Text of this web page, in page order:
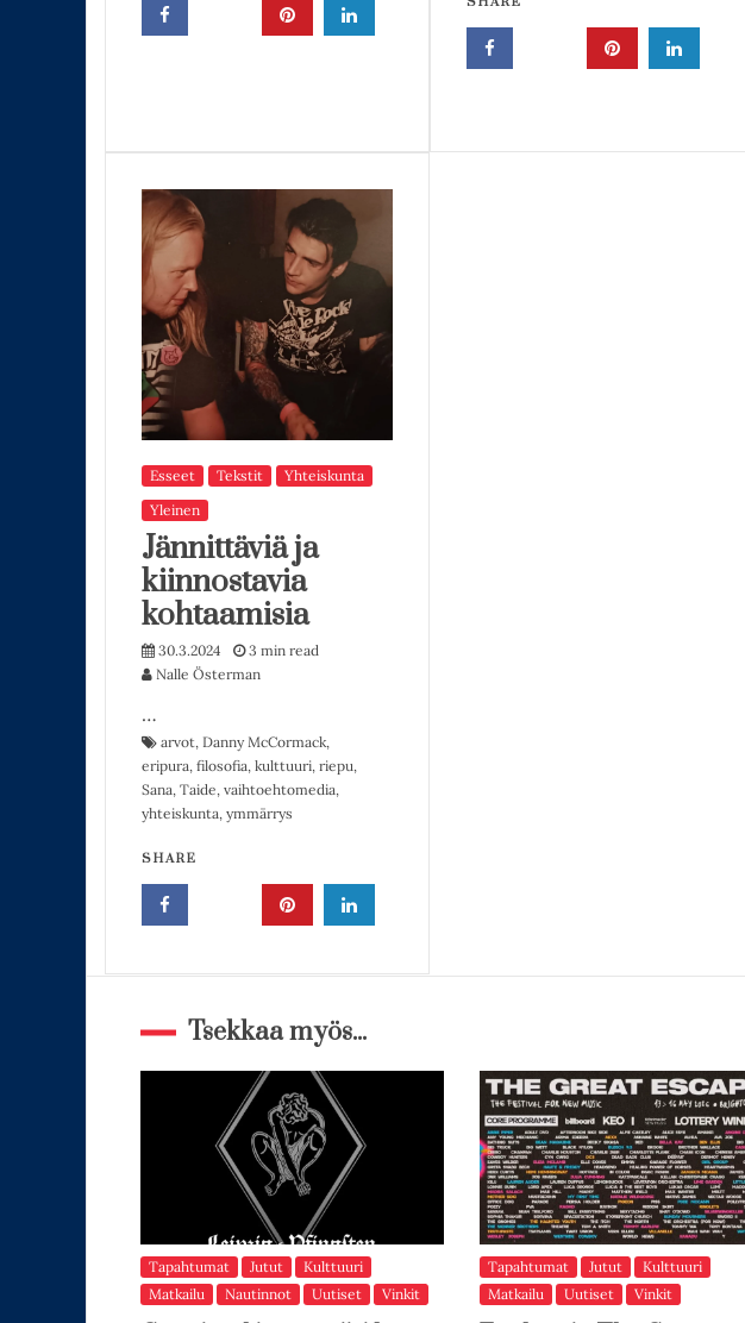
Esseet Tekstit
Yhteiskunta
Yleinen
Jännittäviä ja
kiinnostavia
kohtaamisia
30.3.2024
3 min read
Nalle Österman
…
arvot, Danny McCormack,
eripura, filosofia, kulttuuri, riepu,
Sana, Taide, vaihtoehtomedia,
yhteiskunta, ymmärrys
SHARE
Tsekkaa myös...
Tapahtumat Jutut
Kulttuuri
Matkailu
Nautinnot Uutiset Vinkit
Tapahtumat Jutut
Kulttuuri
Matkailu
Uutiset Vinkit